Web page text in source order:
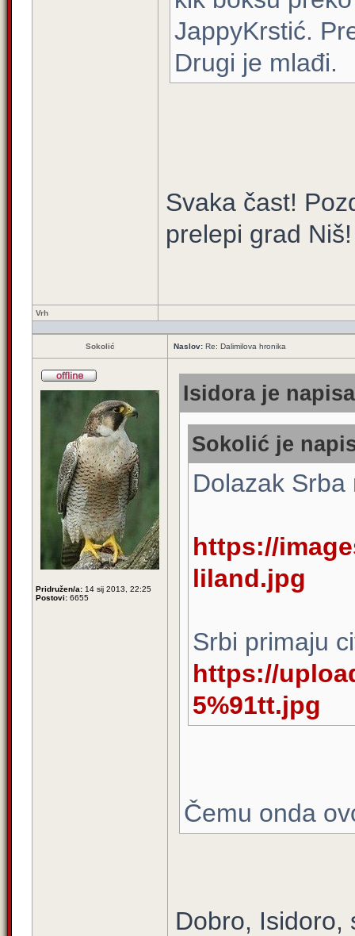
JappyKrstić.
Drugi je mlađi.
Svaka čast!
prelepi grad Niš!
Vrh
Sokolić Naslov: Re: Dalimilova hronika
Pridružen/a: 14 sij 2013, 22:25
Postovi: 6655
Isidora je
Sokolić je
Dolazak Srba
https://
liland.jpg
Srbi primaju
https://
5%91tt.jpg
Čemu onda
Dobro, Isidoro,